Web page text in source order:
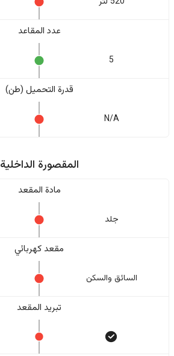
عدد المقاعد
5
قدرة التحميل (طن)
N/A
المقصورة الداخلية
مادة المقعد
جلد
مقعد كهربائي
السائق والسکن
تبريد المقعد